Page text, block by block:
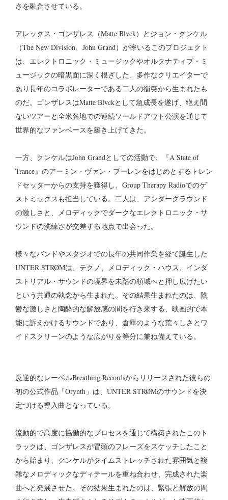
さを融合させている。
アレックス・ゴンザレス（Matte Blvck）とジョン・クンケル
（The New Division、John Grand）が率いるこのプロジェクト
は、エレクトロニック・ミュージックやオルタナティブ・ミ
ュージックの暗黒面に深く根ざした、多作なクリエイターで
あり長年のコラボレーターである二人の衝突から生まれたも
のだ。ゴンザレスはMatte Blvckとして急成長を遂げ、絶え間
ないツアーと全米各地での連続ソールドアウト公演を通じて
世界的なファンベースを築き上げてきた。
一方、クンケルはJohn Grandとしての活動で、『A State of
Trance』のアーミン・ヴァン・ブーレンをはじめとするトレン
ドセッターからの支持を獲得し、Group Therapy Radioでのゲ
ストミックスも担当している。二人は、アンダーグラウンド
の激しさと、メロディックでダークなエレクトロニック・サ
ウンドの洗練さが交差する地点で出会った。
様々なバンドやスタジオでの長年の共同作業を経て誕生した
UNTER STRØMは、テクノ、メロディック・ハウス、インダ
ストリアル・サウンドの境界を未踏の領域へと押し広げたい
という共通の執念から生まれた。その結果生まれたのは、陰
鬱な激しさと陶酔的な解放感の間を行き来する、映画的で本
能に訴えかけるサウンドであり、倉庫のような荒々しさとワ
イドスクリーンのような広がりを等分に兼ね備えている。
反逆的なレーベルBreathing Recordsからリリースされた彼らの
初の公式作品「Orynth」は、UNTER STRØMのサウンドを決
定づける導入曲となっている。
流動的で高度に協働的なプロセスを通じて構築されたこのト
ラックは、ゴンザレスが冒頭のフレーズをスケッチしたこと
から始まり、クンケルがタイムストレッチされた雰囲気と複
雑なメロディックなディテールを重ね合わせ、完成された楽
曲へと発展させた。その結果生まれたのは、緊張と解放の間